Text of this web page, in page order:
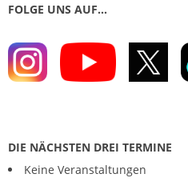
FOLGE UNS AUF…
DIE NÄCHSTEN DREI TERMINE
Keine Veranstaltungen